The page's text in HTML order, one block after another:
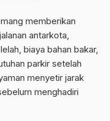
memberikan
antarkota,
biaya bahan bakar,
parkir setelah
menyetir jarak
menghadiri